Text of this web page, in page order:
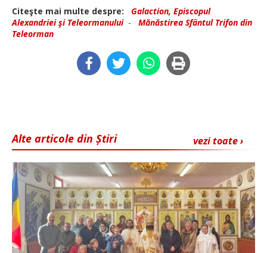
Citeşte mai multe despre:
Galaction, Episcopul
Alexandriei şi Teleormanului- Mănăstirea Sfântul Trifon din
Teleorman
vezi toate ›
Alte articole din Știri